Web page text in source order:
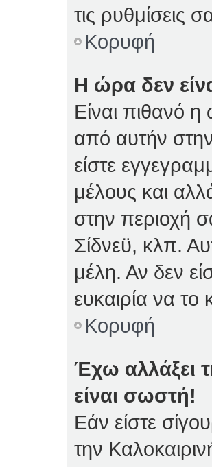
τις ρυθμίσεις
Κορυφή
Η ώρα δεν
Είναι πιθανό
από αυτήν
είστε
μέλους και
στην περιοχή
Σίδνεϋ, κλπ.
μέλη. Αν δεν
ευκαιρία να το
Κορυφή
Έχω αλλάξει
είναι σωστή!
Εάν είστε
την